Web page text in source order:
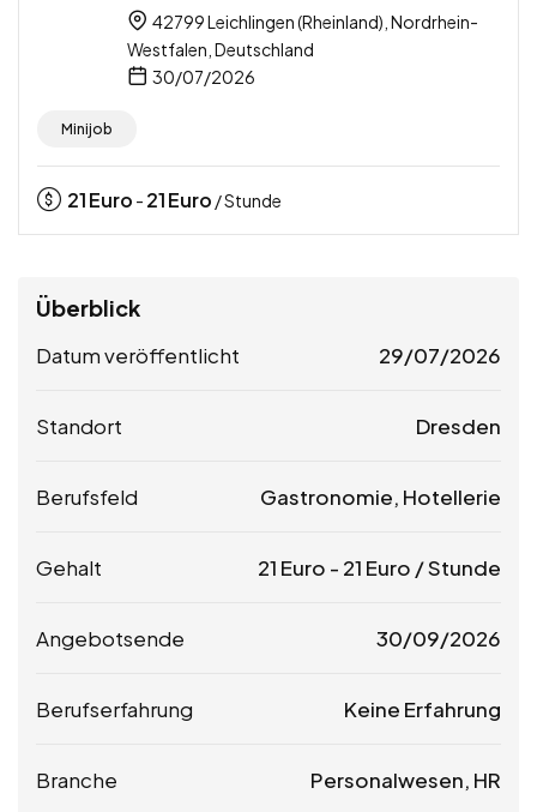
42799 Leichlingen (Rheinland), Nordrhein-
Westfalen, Deutschland
30/07/2026
Minijob
21Euro - 21Euro / Stunde
Überblick
Datum veröffentlicht 29/07/2026
Standort Dresden
Berufsfeld Gastronomie, Hotellerie
Gehalt 21 Euro - 21 Euro / Stunde
Angebotsende 30/09/2026
Berufserfahrung Keine Erfahrung
Branche Personalwesen, HR